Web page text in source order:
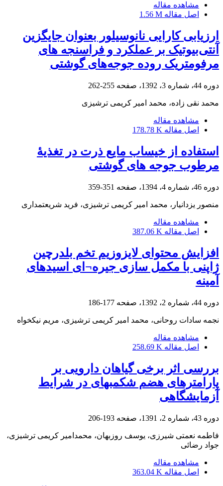
مشاهده مقاله
اصل مقاله 1.56 M
ارزیابی کارایی نانوسیلور بعنوان جایگزین
آنتی‌بیوتیک بر عملکرد و فراسنجه های
مرفومتریک روده جوجه‌های گوشتی
دوره 44، شماره 3، 1392، صفحه 255-262
محمد نقی زاده، محمد امیر کریمی ترشیزی
مشاهده مقاله
اصل مقاله 178.78 K
استفاده از خیساب مایع ذرت در تغذیۀ
مرطوب جوجه های گوشتی
دوره 46، شماره 4، 1394، صفحه 351-359
منصور یزدانیار، محمد امیر کریمی ترشیزی، فرید شریعتمداری
مشاهده مقاله
اصل مقاله 387.06 K
افزایش محتوای لایزوزیم تخم بلدرچین
ژاپنی با مکمل سازی جیره¬ای اسیدهای
آمینه
دوره 44، شماره 2، 1392، صفحه 177-186
نجمه سادات روحانی، محمد امیر کریمی ترشیزی، مریم نیکخواه
مشاهده مقاله
اصل مقاله 258.69 K
بررسی اثر برخی گیاهان دارویی بر
پارامترهای هضم شکمبه‏ای در شرایط
آزمایشگاهی
دوره 43، شماره 2، 1391، صفحه 193-206
فاطمه نعمتی شیرزی، یوسف روزبهان، محمدامیر کریمی ترشیزی،
جواد رضائی
مشاهده مقاله
اصل مقاله 363.04 K